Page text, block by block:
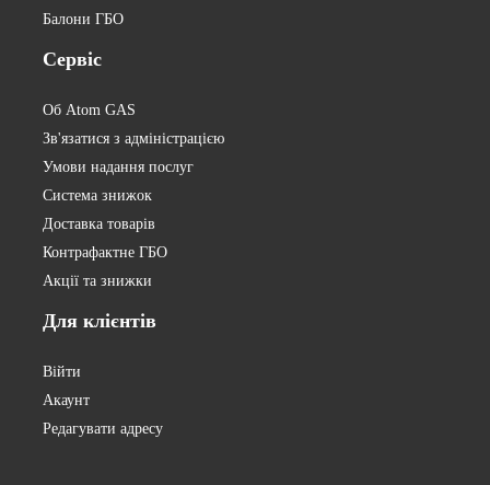
Балони ГБО
Сервіс
Об Atom GAS
Зв'язатися з адміністрацією
Умови надання послуг
Система знижок
Доставка товарів
Контрафактне ГБО
Акції та знижки
Для клієнтів
Війти
Акаунт
Редагувати адресу